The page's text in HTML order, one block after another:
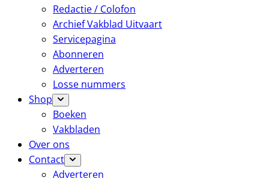
Redactie / Colofon
Archief Vakblad Uitvaart
Servicepagina
Abonneren
Adverteren
Losse nummers
Shop
Boeken
Vakbladen
Over ons
Contact
Adverteren